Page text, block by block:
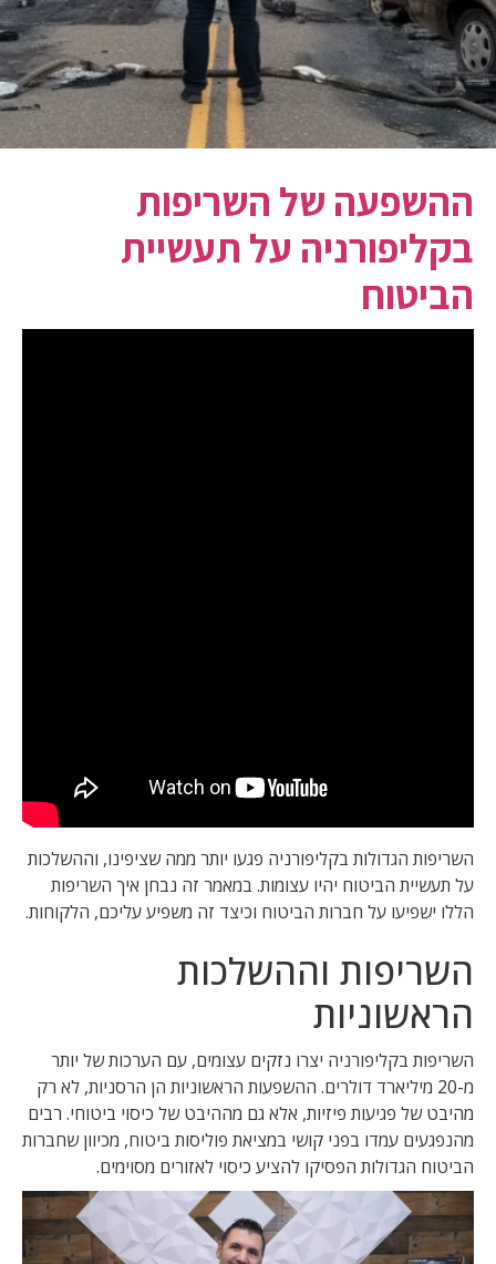
ההשפעה של השריפות
בקליפורניה על תעשיית
הביטוח
השריפות הגדולות בקליפורניה פגעו יותר ממה שציפינו, וההשלכות
על תעשיית הביטוח יהיו עצומות. במאמר זה נבחן איך השריפות
הללו ישפיעו על חברות הביטוח וכיצד זה משפיע עליכם, הלקוחות.
השריפות וההשלכות
הראשוניות
השריפות בקליפורניה יצרו נזקים עצומים, עם הערכות של יותר
מ-20 מיליארד דולרים. ההשפעות הראשוניות הן הרסניות, לא רק
מהיבט של פגיעות פיזיות, אלא גם מההיבט של כיסוי ביטוחי. רבים
מהנפגעים עמדו בפני קושי במציאת פוליסות ביטוח, מכיוון שחברות
הביטוח הגדולות הפסיקו להציע כיסוי לאזורים מסוימים.